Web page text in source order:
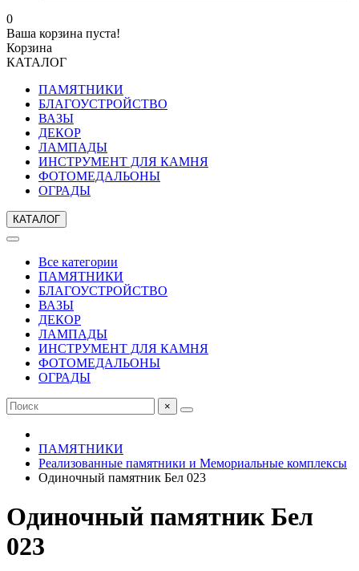
0
Ваша корзина пуста!
Корзина
КАТАЛОГ
ПАМЯТНИКИ
БЛАГОУСТРОЙСТВО
ВАЗЫ
ДЕКОР
ЛАМПАДЫ
ИНСТРУМЕНТ ДЛЯ КАМНЯ
ФОТОМЕДАЛЬОНЫ
ОГРАДЫ
КАТАЛОГ
Все категории
ПАМЯТНИКИ
БЛАГОУСТРОЙСТВО
ВАЗЫ
ДЕКОР
ЛАМПАДЫ
ИНСТРУМЕНТ ДЛЯ КАМНЯ
ФОТОМЕДАЛЬОНЫ
ОГРАДЫ
×
ПАМЯТНИКИ
Реализованные памятники и Мемориальные комплексы
Одиночный памятник Бел 023
Одиночный памятник Бел
023